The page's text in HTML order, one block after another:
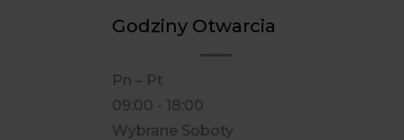
Godziny Otwarcia
Pn – Pt
09:00 - 18:00
Wybrane Soboty